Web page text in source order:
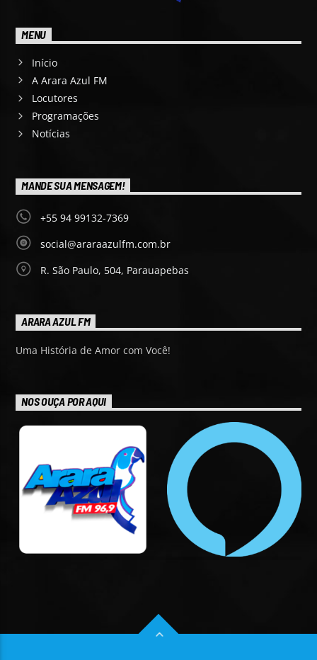
MENU
Início
A Arara Azul FM
Locutores
Programações
Notícias
MANDE SUA MENSAGEM!
+55 94 99132-7369
social@araraazulfm.com.br
R. São Paulo, 504, Parauapebas
ARARA AZUL FM
Uma História de Amor com Você!
NOS OUÇA POR AQUI